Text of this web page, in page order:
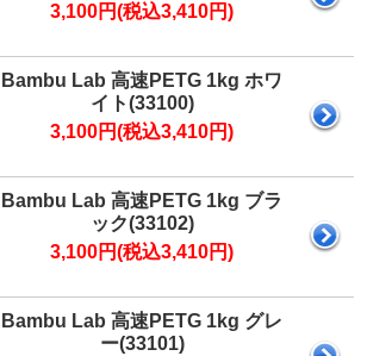
3,100円(税込3,410円)
Bambu Lab 高速PETG 1kg ホワ
イト(33100)
3,100円(税込3,410円)
Bambu Lab 高速PETG 1kg ブラ
ック(33102)
3,100円(税込3,410円)
Bambu Lab 高速PETG 1kg グレ
ー(33101)